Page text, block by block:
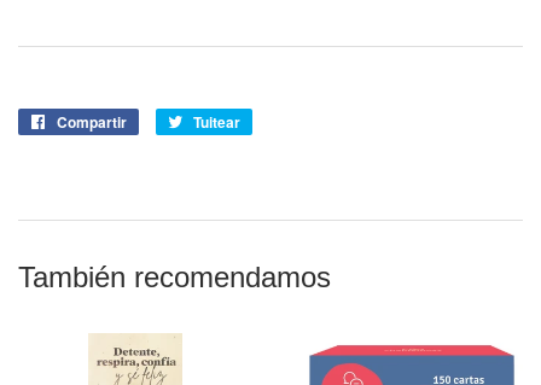
Compartir
CompartirTuitear
También recomendamos